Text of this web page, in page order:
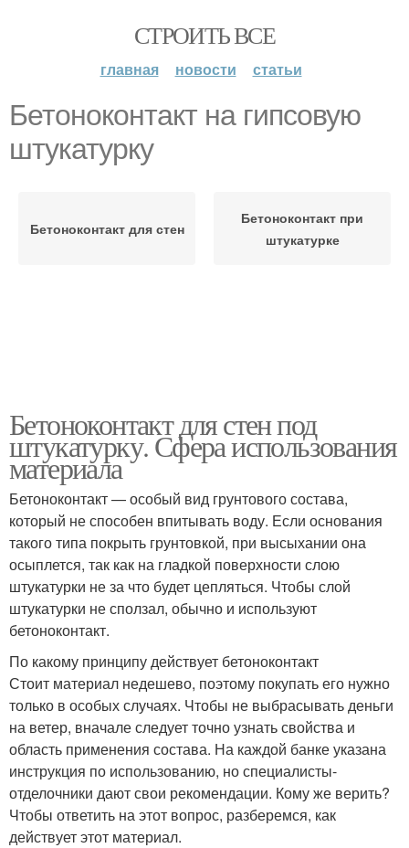
СТРОИТЬ ВСЕ
главная новости статьи
Бетоноконтакт на гипсовую
штукатурку
Бетоноконтакт для стен
Бетоноконтакт при
штукатурке
Бетоноконтакт для стен под
штукатурку. Сфера использования
материала
Бетоноконтакт — особый вид грунтового состава,
который не способен впитывать воду. Если основания
такого типа покрыть грунтовкой, при высыхании она
осыплется, так как на гладкой поверхности слою
штукатурки не за что будет цепляться. Чтобы слой
штукатурки не сползал, обычно и используют
бетоноконтакт.
По какому принципу действует бетоноконтакт
Стоит материал недешево, поэтому покупать его нужно
только в особых случаях. Чтобы не выбрасывать деньги
на ветер, вначале следует точно узнать свойства и
область применения состава. На каждой банке указана
инструкция по использованию, но специалисты-
отделочники дают свои рекомендации. Кому же верить?
Чтобы ответить на этот вопрос, разберемся, как
действует этот материал.